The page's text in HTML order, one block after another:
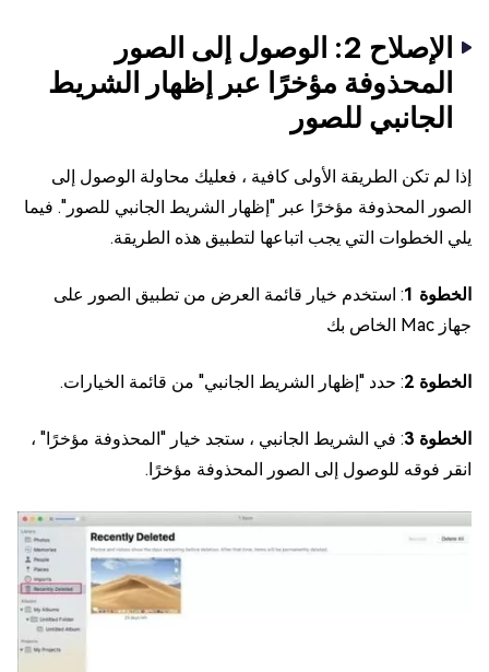
الإصلاح 2: الوصول إلى الصور
المحذوفة مؤخرًا عبر إظهار الشريط
الجانبي للصور
إذا لم تكن الطريقة الأولى كافية ، فعليك محاولة الوصول إلى
الصور المحذوفة مؤخرًا عبر "إظهار الشريط الجانبي للصور". فيما
يلي الخطوات التي يجب اتباعها لتطبيق هذه الطريقة.
الخطوة 1
: استخدم خيار قائمة العرض من تطبيق الصور على
جهاز Mac الخاص بك
الخطوة 2 : حدد "إظهار الشريط الجانبي" من قائمة الخيارات.
الخطوة 3
: في الشريط الجانبي ، ستجد خيار "المحذوفة مؤخرًا" ،
انقر فوقه للوصول إلى الصور المحذوفة مؤخرًا.